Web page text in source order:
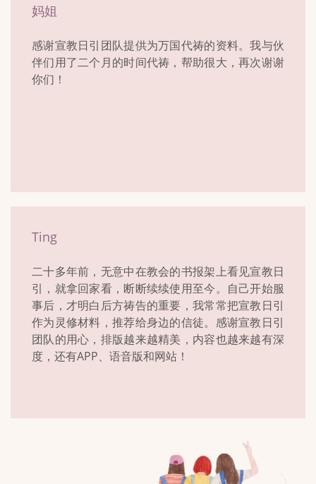
妈姐
感谢宣教日引团队提供为万国代祷的资料。我与伙
伴们用了二个月的时间代祷，帮助很大，再次谢谢
你们！
Ting
二十多年前，无意中在教会的书报架上看见宣教日
引，就拿回家看，断断续续使用至今。自己开始服
事后，才明白后方祷告的重要，我常常把宣教日引
作为灵修材料，推荐给身边的信徒。感谢宣教日引
团队的用心，排版越来越精美，内容也越来越有深
度，还有APP、语音版和网站！